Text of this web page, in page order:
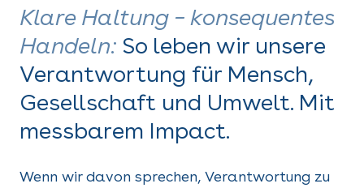
Klare Haltung – konsequentes
Handeln: So leben wir unsere
Verantwortung für Mensch,
Gesellschaft und Umwelt. Mit
messbarem Impact.
Wenn wir davon sprechen, Verantwortung zu